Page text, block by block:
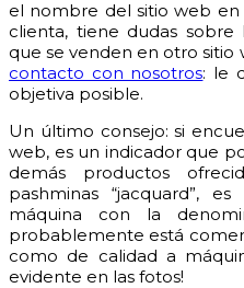
el nombre del sitio web en
clienta, tiene dudas sobre
que se venden en otro sitio
contacto con nosotros: le
objetiva posible.
Un último consejo: si
web, es un indicador que
demás productos
pashminas “jacquard”,
máquina con la
probablemente está
como de calidad a
evidente en las fotos!